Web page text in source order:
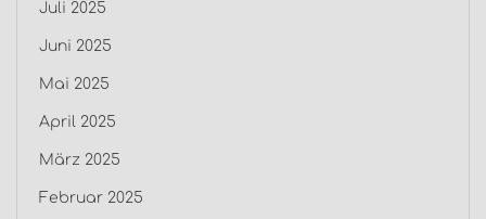
Juli 2025
Juni 2025
Mai 2025
April 2025
März 2025
Februar 2025